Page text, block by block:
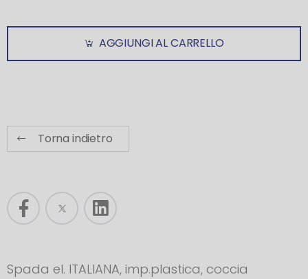
AGGIUNGI AL CARRELLO
Torna indietro
Spada el. ITALIANA, imp.plastica, coccia